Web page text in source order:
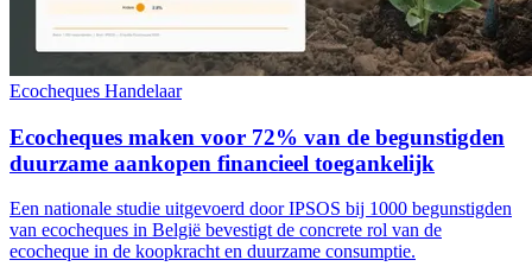
Ecocheques Handelaar
Ecocheques maken voor 72% van de begunstigden
duurzame aankopen financieel toegankelijk
Een nationale studie uitgevoerd door IPSOS bij 1000 begunstigden
van ecocheques in België bevestigt de concrete rol van de
ecocheque in de koopkracht en duurzame consumptie.